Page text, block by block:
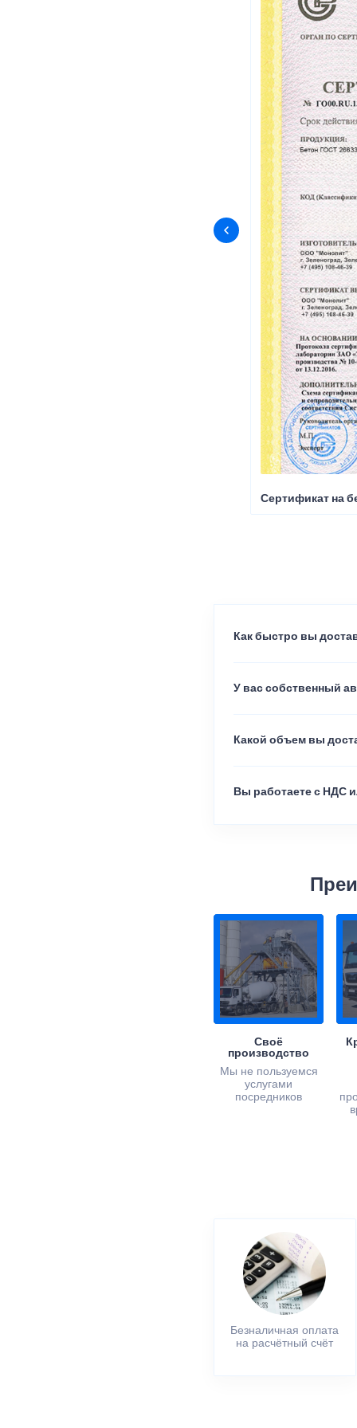
Сертификат на
Как быстро вы
У вас собственный
Какой объем вы
Вы работаете с НДС
Своё
производство
Мы не пользуемся
услугами
посредников
Безналичная оплата
на расчётный счёт